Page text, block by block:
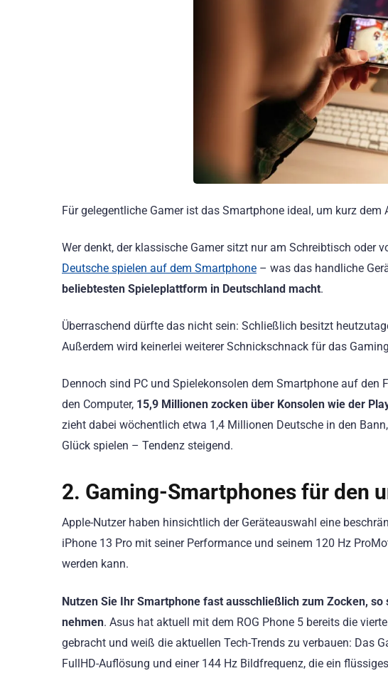
Für gelegentliche Gamer ist das Smartphone ideal, um kurz dem
Wer denkt, der klassische Gamer sitzt nur am Schreibtisch oder
Deutsche spielen auf dem Smartphone – was das handliche
beliebtesten Spieleplattform in Deutschland macht.
Überraschend dürfte das nicht sein: Schließlich besitzt
Außerdem wird keinerlei weiterer Schnickschnack für das
Dennoch sind PC und Spielekonsolen dem Smartphone auf den
den Computer, 15,9 Millionen zocken über Konsolen wie der
zieht dabei wöchentlich etwa 1,4 Millionen Deutsche in den
Glück spielen – Tendenz steigend.
2. Gaming-Smartphones für den
Apple-Nutzer haben hinsichtlich der Geräteauswahl eine
iPhone 13 Pro mit seiner Performance und seinem 120 Hz
werden kann.
Nutzen Sie Ihr Smartphone fast ausschließlich zum Zocken,
nehmen. Asus hat aktuell mit dem ROG Phone 5 bereits die
gebracht und weiß die aktuellen Tech-Trends zu verbauen: Das
FullHD-Auflösung und einer 144 Hz Bildfrequenz, die ein